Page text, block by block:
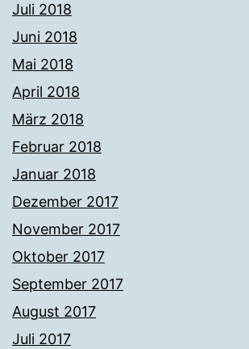
Juli 2018
Juni 2018
Mai 2018
April 2018
März 2018
Februar 2018
Januar 2018
Dezember 2017
November 2017
Oktober 2017
September 2017
August 2017
Juli 2017